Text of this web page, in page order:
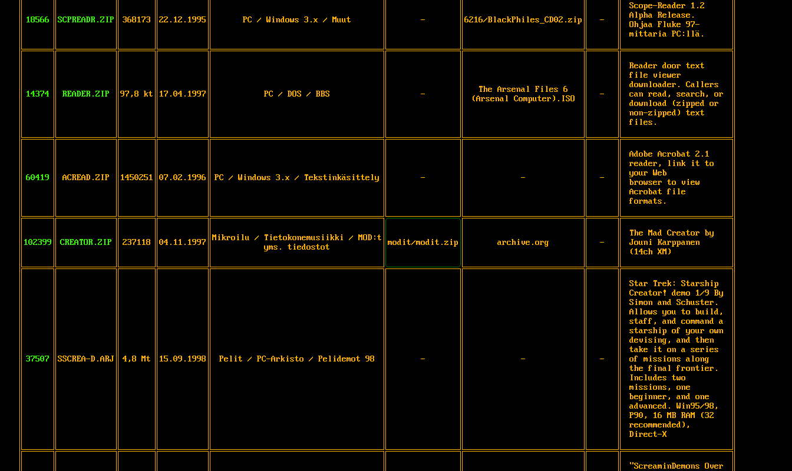
18566 SCPREADR.ZIP 368173 22.12.1995 PC / Windows 3.x / Muut - 6216/BlackPhiles_CD02.zip -
Scope-Reader 1.2
Alpha Release.
Ohjaa Fluke 97-
mittaria PC:llä.
14374 READER.ZIP 97,8 kt 17.04.1997 PC / DOS / BBS -
The Arsenal Files 6
(Arsenal Computer).ISO
-
Reader door text
file viewer
downloader. Callers
can read, search, or
download (zipped or
non-zipped) text
files.
60419 ACREAD.ZIP 1450251 07.02.1996 PC / Windows 3.x / Tekstinkäsittely - - -
Adobe Acrobat 2.1
reader, link it to
your Web
browser to view
Acrobat file
formats.
102399 CREATOR.ZIP 237118 04.11.1997
Mikroilu / Tietokonemusiikki / MOD:t
yms. tiedostot
modit/modit.zip archive.org -
The Mad Creator by
Jouni Karppanen
(14ch XM)
37507 SSCREA-D.ARJ 4,8 Mt 15.09.1998 Pelit / PC-Arkisto / Pelidemot 98 - - -
Star Trek: Starship
Creator! demo 1/9 By
Simon and Schuster.
Allows you to build,
staff, and command a
starship of your own
devising, and then
take it on a series
of missions along
the final frontier.
Includes two
missions, one
beginner, and one
advanced. Win95/98,
P90, 16 MB RAM (32
recommended),
Direct-X
"ScreaminDemons Over